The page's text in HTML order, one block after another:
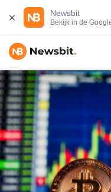
Newsbit
Bekijk in de